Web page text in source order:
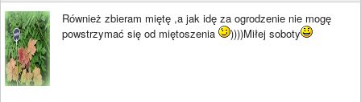
Również zbieram miętę ,a jak idę za ogrodzenie nie mogę
powstrzymać się od miętoszenia
))))Miłej soboty